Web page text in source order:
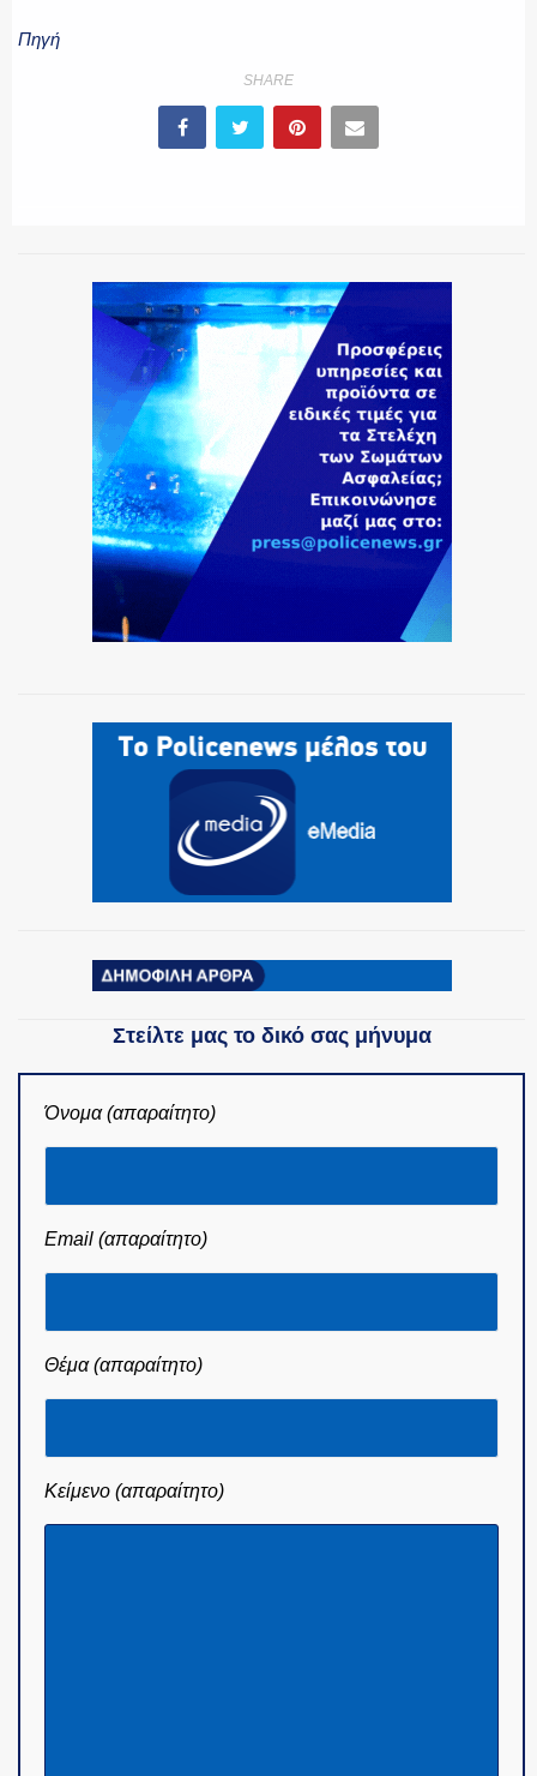
Πηγή
SHARE
Στείλτε μας το δικό σας μήνυμα
Όνομα (απαραίτητο)
Email (απαραίτητο)
Θέμα (απαραίτητο)
Κείμενο (απαραίτητο)